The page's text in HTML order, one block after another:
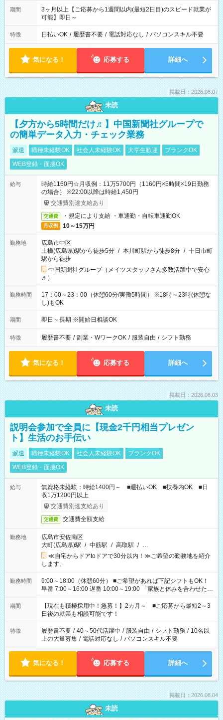
期間
3ヶ月以上【ご応募から1週間以内(最短2日目)のスピード就業が
可能】即日～
特徴 日払いOK / 履歴書不要 / 電話対応なし / パソコンスキル不要
気になる！ 応募する 詳細へ
掲載日：2026.08.07
未読
【夕方から5時間だけ♬】中国新聞社グループで
の簡単データ入力・チェック業務
派遣 職種未経験OK 社会人未経験OK 大学生歓迎
ブランクOK
WEB登録・面接OK
給与
時給1160円☆月収例：11万5700円（1160円×5時間×19日勤務
の場合） ※22:00以降は時給1,450円
交通費別途支給あり
交通費 ・規定により支給 ・車通勤・自転車通勤OK
月収例 10～15万円
勤務地
広島市中区
土橋(広島県)駅から徒歩5分 / 本川町駅から徒歩8分 / 十日市町
駅から徒歩
中国新聞社グループ（メイツスタッフさん多数活躍中で安心
♬）
勤務時間
17：00～23：00（休憩60分/実働5時間） ※18時～23時(休憩な
し)もOK
期間 即日～長期 ※開始日相談OK
特徴 履歴書不要 / 副業・WワークOK / 服装自由 / シフト勤務
気になる！ 応募する 詳細へ
掲載日：2026.08.03
未読
説明会参加で全員に【現金2千円相当プレゼン
ト】生活のお手伝い
派遣 職種未経験OK 社会人未経験OK
ブランクOK
WEB登録・面接OK
給与
無資格未経験：時給1400円～ ■週払いOK ■扶養内OK ■日
収1万1200円以上
交通費別途支給あり
交通費 交通費全額支給
勤務地
広島市安佐南区
大町(広島県)駅 / 中筋駅 / 高取駅 / …
≪自宅からドアtoドアで30分以内！≫ご希望の勤務地を紹介
します。
勤務時間
9:00～18:00（休憩60分） ■ご希望があれば下記シフトもOK！
早番 7:00～16:00 遅番 10:00～19:00 「家族と休みを合わせた
い」 「余裕を持って夕飯の準備がしたい」 「できれば残業はし
たくない」 など、ご希望を教えてくださいね。 ※Wワーク希望
の方へ 今ご覧のお仕事で希望する勤務時間と、もう1つのお仕事
の勤務時間。 合計で週40時間を超える場合は応募できません。
期間
【現在も積極採用中！急募！】2カ月～ ■ご応募から最短2～3
日後の就業も相談可能です！
特徴 履歴書不要 / 40～50代活躍中 / 服装自由 / シフト勤務 / 10名以
上の大量募集 / 電話対応なし / パソコンスキル不要
気になる！ 応募する 詳細へ
掲載日：2026.08.04
未読